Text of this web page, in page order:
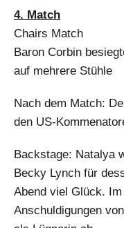
4. Match
Chairs Match
Baron Corbin
auf mehrere Stühle
Nach dem Match:
den US-
Backstage: Natalya
Becky Lynch für
Abend viel Glück.
Anschuldigungen